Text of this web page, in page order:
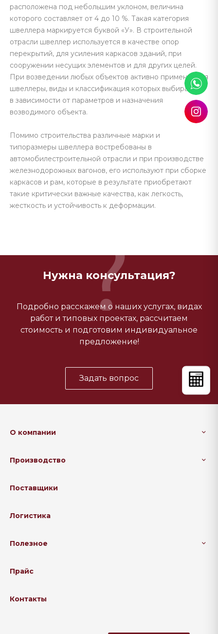
расположена под небольшим уклоном, величина
которого составляет от 4 до 10 %. Такая категория
швеллера маркируется буквой «У». В строительной
отрасли швеллер используется в качестве опор
перекрытий, для усиления каркасов зданий, при
сооружении несущих элементов и для других целей.
При возведении любых объектов активно применяются
швеллеры, виды и классификация которых выбираются
в зависимости от параметров и назначения
возводимого объекта.
Помимо строительства различные марки и
типоразмеры швеллера востребованы в
автомобилестроительной отрасли и при производстве
железнодорожных вагонов, его используют при сборке
каркасов и рам, которые в результате приобретают
такие критически важные качества, как легкость,
жесткость и устойчивость к деформации.
Нужна консультация?
Подробно расскажем о наших услугах, видах
работ и типовых проектах, рассчитаем
стоимость и подготовим индивидуальное
предложение!
Задать вопрос
О компании
Производство
Поставщики
Логистика
Полезное
Прайс
Контакты